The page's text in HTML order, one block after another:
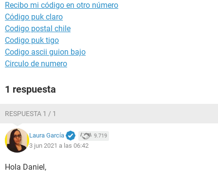
Recibo mi código en otro número
Código puk claro
Codigo postal chile
Codigo puk tigo
Codigo ascii guion bajo
Circulo de numero
1 respuesta
RESPUESTA 1 / 1
Laura García 9.719
3 jun 2021 a las 06:42
Hola Daniel,